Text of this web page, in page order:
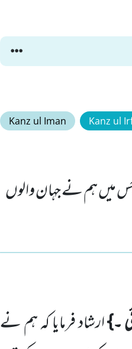
Kanz ul Iman Kanz ul
میں ہم نے جہان والوں
۔}ارشاد فرمایا کہ ہم نے